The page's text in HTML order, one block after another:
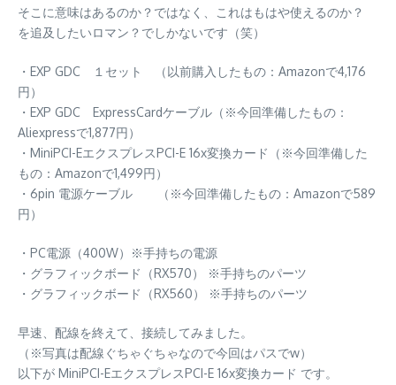
そこに意味はあるのか？ではなく、これはもはや使えるのか？
を追及したいロマン？でしかないです（笑）
・EXP GDC １セット （以前購入したもの：Amazonで4,176
円）
・EXP GDC ExpressCardケーブル（※今回準備したもの：
Aliexpressで1,877円）
・MiniPCI-EエクスプレスPCI-E 16x変換カード（※今回準備した
もの：Amazonで1,499円）
・6pin 電源ケーブル （※今回準備したもの：Amazonで589
円）
・PC電源（400W）※手持ちの電源
・グラフィックボード（RX570） ※手持ちのパーツ
・グラフィックボード（RX560） ※手持ちのパーツ
早速、配線を終えて、接続してみました。
（※写真は配線ぐちゃぐちゃなので今回はパスでw）
以下が MiniPCI-EエクスプレスPCI-E 16x変換カード です。